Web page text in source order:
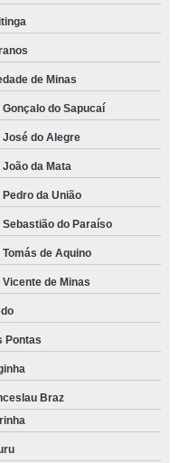
de Minas
Gonçalo do Sapucaí
José do Alegre
João da Mata
Pedro da União
Sebastião do Paraíso
Tomás de Aquino
Vicente de Minas
Pontas
Braz